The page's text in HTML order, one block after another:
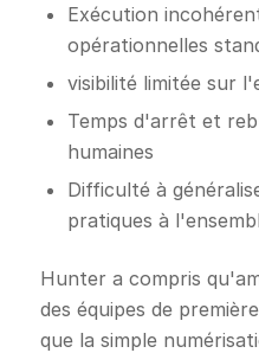
Exécution
opérationnelles
visibilité limitée sur
Temps d'arrêt et
humaines
Difficulté à
pratiques à
Hunter a compris
des équipes de
que la simple